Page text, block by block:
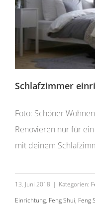
Schlafzimmer
Foto: Schöner
Renovieren nur für
mit deinem
13. Juni 2018 | Kategorien:
Einrichtung, Feng Shui, Feng